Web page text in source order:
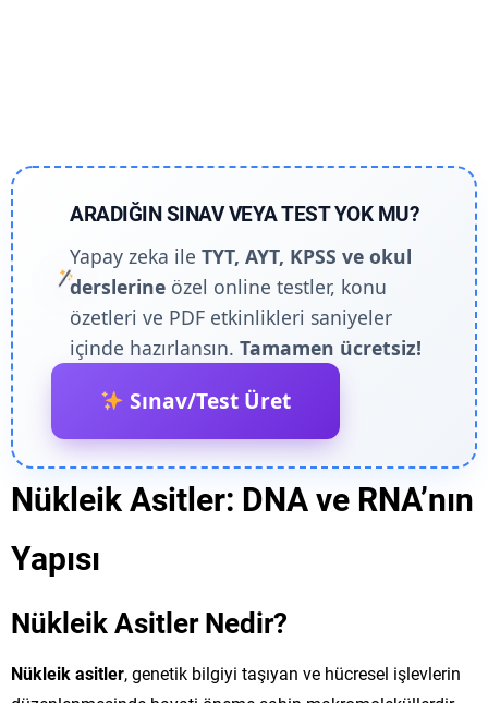
ARADIĞIN SINAV VEYA TEST YOK MU?
Yapay zeka ileTYT, AYT, KPSS ve okul
derslerine özel online testler, konu
özetleri ve PDF etkinlikleri saniyeler
içinde hazırlansın.Tamamen ücretsiz!
Sınav/Test Üret
Nükleik Asitler: DNA ve RNA’nın
Yapısı
Nükleik Asitler Nedir?
Nükleik asitler, genetik bilgiyi taşıyan ve hücresel işlevlerin